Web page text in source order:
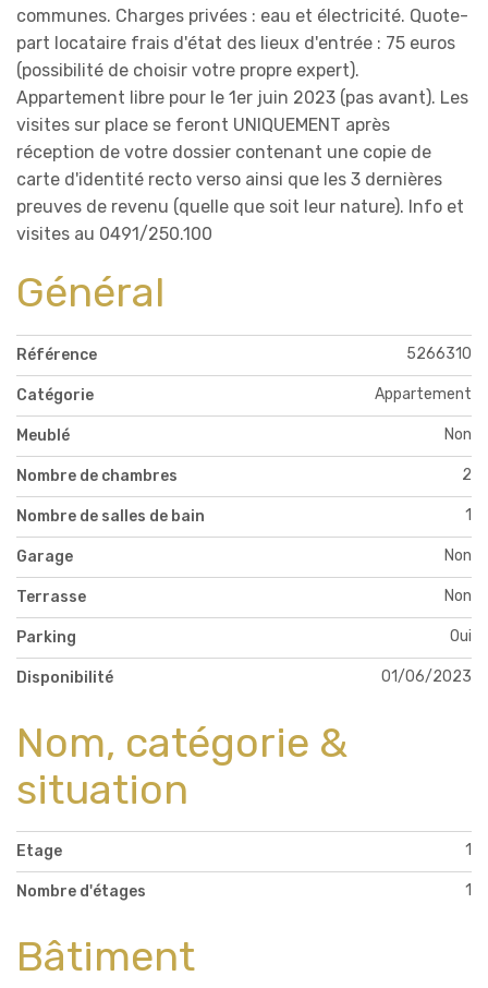
communes. Charges privées : eau et électricité. Quote-
part locataire frais d'état des lieux d'entrée : 75 euros
(possibilité de choisir votre propre expert).
Appartement libre pour le 1er juin 2023 (pas avant). Les
visites sur place se feront UNIQUEMENT après
réception de votre dossier contenant une copie de
carte d'identité recto verso ainsi que les 3 dernières
preuves de revenu (quelle que soit leur nature). Info et
visites au 0491/250.100
Général
Référence 5266310
Catégorie Appartement
Meublé Non
Nombre de chambres 2
Nombre de salles de bain 1
Garage Non
Terrasse Non
Parking Oui
Disponibilité 01/06/2023
Nom, catégorie &
situation
Etage 1
Nombre d'étages 1
Bâtiment